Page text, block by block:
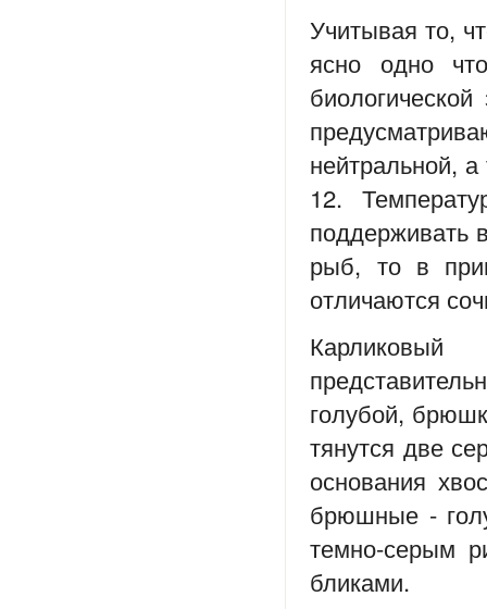
Учитывая то,
ясно одно
нейтральной,
12.
поддерживать
рыб, то в
отличаются
голубой,
тянутся две
основания
брюшные -
темно-серым
бликами.